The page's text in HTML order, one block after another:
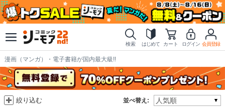
検索 はじめて カート ログイン 会員登録
漫画（マンガ）・電子書籍が国内最大級!!
並べ替え:
絞り込む